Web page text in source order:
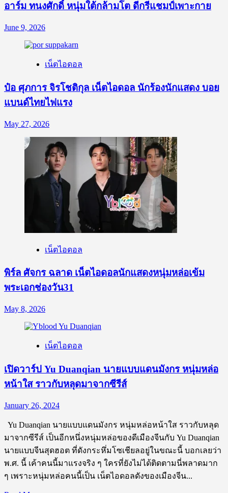
อาร์ม ทนงศักดิ์ หนุ่มใต้กล้ามโต ดีกรีแชมป์เพาะกาย
June 9, 2026
เน็ตไอดอล
ป๋อ ศุภการ จิรโชติกุล เน็ตไอดอล นักร้องนักแสดง บอย
แบนด์ไทยไฟแรง
May 27, 2026
เน็ตไอดอล
พิร์ล ศัจกร ฉลาด เน็ตไอดอลนักแสดงหนุ่มหล่อเข้ม
พระเอกช่องวัน31
May 8, 2026
เน็ตไอดอล
เปิดวาร์ป Yu Duanqian นายแบบแดนมังกร หนุ่มหล่อ
หน้าใส ราวกับหลุดมาจากซีรีส์
January 26, 2024
Yu Duanqian นายแบบแดนมังกร หนุ่มหล่อหน้าใส ราวกับหลุด
มาจากซีรีส์ เป็นอีกหนึ่งหนุ่มหล่อของดีเมืองจีนกับ Yu Duanqian
นายแบบจีนสุดฮอต ที่ดังกระหึ่มโซเชียลอยู่ในขณะนี้ บอกเลยว่า
พ.ศ. นี้ เค้าคนนี้มาแรงจริง ๆ ใครที่ยังไม่ได้ติดตามนี่พลาดมาก
ๆ เพราะหนุ่มหล่อคนนี้เป็น เน็ตไอดอลดังของเมืองจีน...